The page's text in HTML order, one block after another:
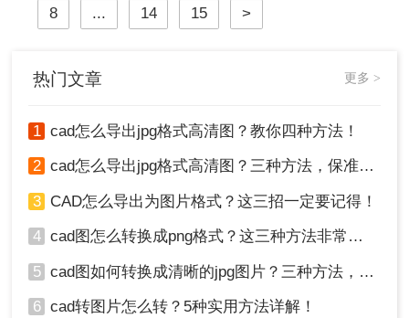
么转jpg图片格式呢？本文将详细介绍
几种将CAD图纸转换为JPG图片格式
8 ... 14 15 >
热门文章 更多 >
1 cad怎么导出jpg格式高清图？教你四种方法！
2 cad怎么导出jpg格式高清图？三种方法，保准一看就会！
3 CAD怎么导出为图片格式？这三招一定要记得！
4 cad图怎么转换成png格式？这三种方法非常实用！
5 cad图如何转换成清晰的jpg图片？三种方法，保准一看就会!！
6 cad转图片怎么转？5种实用方法详解！